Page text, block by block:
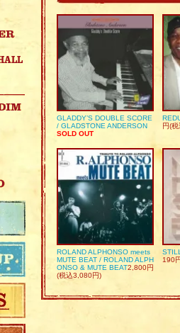
GLADDY’S DOUBLE SCORE
/ GLADSTONE ANDERSON
SOLD OUT
円(
ROLAND ALPHONSO meets
MUTE BEAT / ROLAND ALPH
ONSO & MUTE BEAT2,800円
(税込3,080円)
190